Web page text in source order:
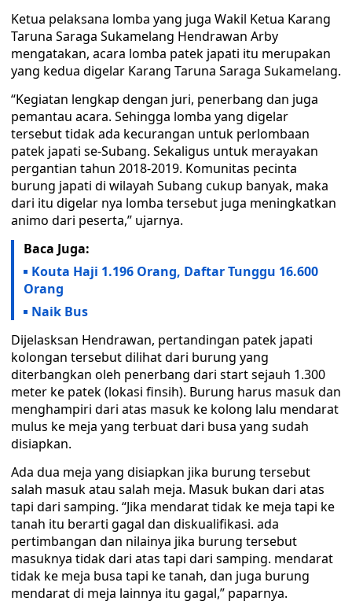
Ketua pelaksana lomba yang juga Wakil Ketua Karang
Taruna Saraga Sukamelang Hendrawan Arby
mengatakan, acara lomba patek japati itu merupakan
yang kedua digelar Karang Taruna Saraga Sukamelang.
“Kegiatan lengkap dengan juri, penerbang dan juga
pemantau acara. Sehingga lomba yang digelar
tersebut tidak ada kecurangan untuk perlombaan
patek japati se-Subang. Sekaligus untuk merayakan
pergantian tahun 2018-2019. Komunitas pecinta
burung japati di wilayah Subang cukup banyak, maka
dari itu digelar nya lomba tersebut juga meningkatkan
animo dari peserta,” ujarnya.
Baca Juga:
Kouta Haji 1.196 Orang, Daftar Tunggu 16.600
Orang
Naik Bus
Dijelasksan Hendrawan, pertandingan patek japati
kolongan tersebut dilihat dari burung yang
diterbangkan oleh penerbang dari start sejauh 1.300
meter ke patek (lokasi finsih). Burung harus masuk dan
menghampiri dari atas masuk ke kolong lalu mendarat
mulus ke meja yang terbuat dari busa yang sudah
disiapkan.
Ada dua meja yang disiapkan jika burung tersebut
salah masuk atau salah meja. Masuk bukan dari atas
tapi dari samping. “Jika mendarat tidak ke meja tapi ke
tanah itu berarti gagal dan diskualifikasi. ada
pertimbangan dan nilainya jika burung tersebut
masuknya tidak dari atas tapi dari samping. mendarat
tidak ke meja busa tapi ke tanah, dan juga burung
mendarat di meja lainnya itu gagal,” paparnya.